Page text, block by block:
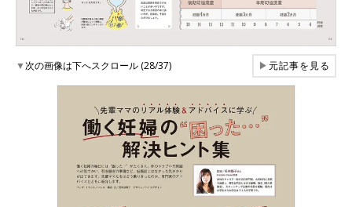
▼次の画像は下へスクロール (28/37) ▶元記事を見る